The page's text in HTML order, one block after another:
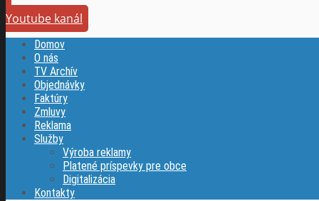
Youtube kanál
Domov
O nás
TV Archív
Objednávky
Faktúry
Zmluvy
Reklama
Služby
Výroba reklamy
Platené príspevky pre obce
Digitalizácia
Kontakty